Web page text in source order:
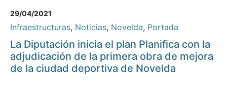
29/04/2021
Infraestructuras, Noticias, Novelda, Portada
La Diputación inicia el plan Planifica con la
adjudicación de la primera obra de mejora
de la ciudad deportiva de Novelda